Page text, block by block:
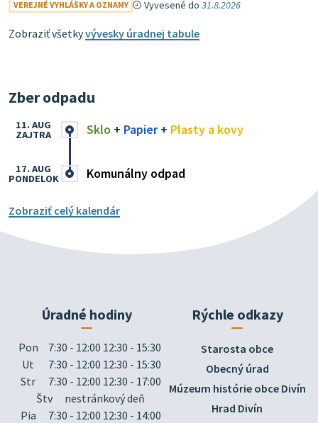
VEREJNÉ VYHLÁŠKY A OZNAMY Vyvesené do31.8.2026
Zobraziť všetkyvývesky úradnej tabule
Zber odpadu
Sklo + Papier+ Plasty a kovy
11. AUG
ZAJTRA
Komunálny odpad
17. AUG
PONDELOK
Zobraziť celý kalendár
Úradné hodiny
Pon
7:30 - 12:00 12:30 - 15:30
Ut
7:30 - 12:00 12:30 - 15:30
Str
7:30 - 12:00 12:30 - 17:00
Štv
nestránkový deň
Pia
7:30 - 12:00 12:30 - 14:00
Rýchle odkazy
Starosta obce
Obecný úrad
Múzeum histórie obce Divín
Hrad Divín